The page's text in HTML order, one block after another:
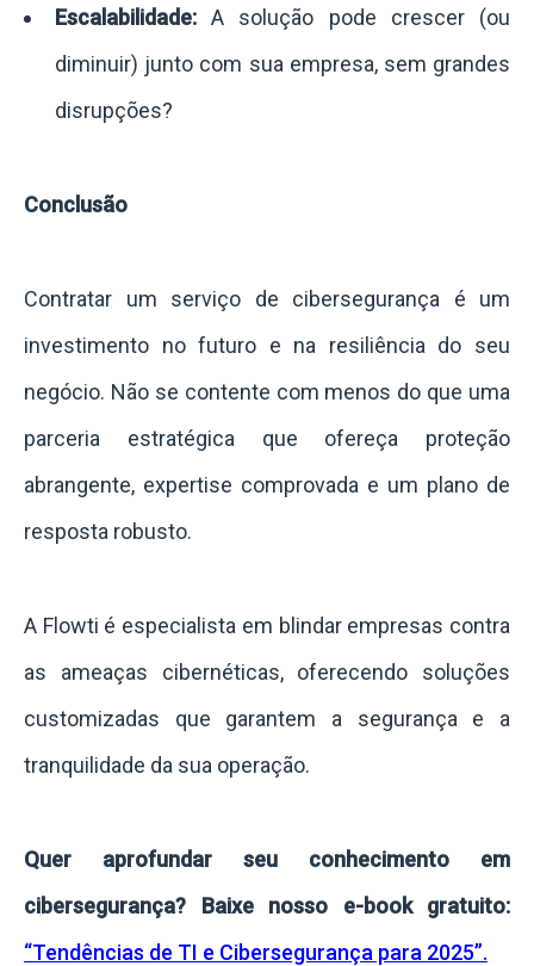
Escalabilidade: A solução pode crescer (ou
diminuir) junto com sua empresa, sem grandes
disrupções?
Conclusão
Contratar um serviço de cibersegurança é um
investimento no futuro e na resiliência do seu
negócio. Não se contente com menos do que uma
parceria estratégica que ofereça proteção
abrangente, expertise comprovada e um plano de
resposta robusto.
A Flowti é especialista em blindar empresas contra
as ameaças cibernéticas, oferecendo soluções
customizadas que garantem a segurança e a
tranquilidade da sua operação.
Quer aprofundar seu conhecimento em
cibersegurança? Baixe nosso e-book gratuito:
“Tendências de TI e Cibersegurança para 2025”.